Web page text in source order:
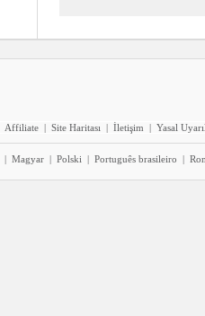
Affiliate | Site Haritası | İletişim | Yasal
| Magyar | Polski | Português brasileiro |